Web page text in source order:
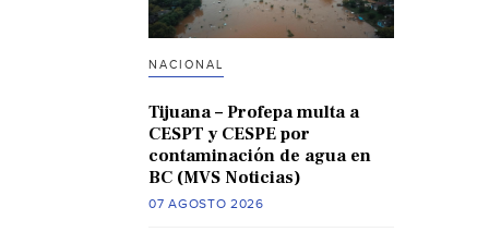
NACIONAL
Tijuana – Profepa multa a
CESPT y CESPE por
contaminación de agua en
BC (MVS Noticias)
07 AGOSTO 2026